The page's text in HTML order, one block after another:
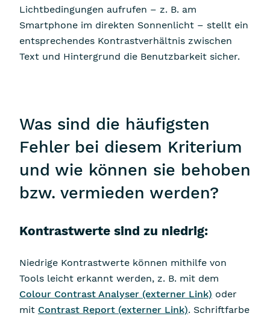
Lichtbedingungen aufrufen – z. B. am
Smartphone im direkten Sonnenlicht – stellt ein
entsprechendes Kontrastverhältnis zwischen
Text und Hintergrund die Benutzbarkeit sicher.
Was sind die häufigsten
Fehler bei diesem Kriterium
und wie können sie behoben
bzw. vermieden werden?
Kontrastwerte sind zu niedrig:
Niedrige Kontrastwerte können mithilfe von
Tools leicht erkannt werden, z. B. mit dem
Colour Contrast Analyser (externer Link) oder
mit Contrast Report (externer Link). Schriftfarbe